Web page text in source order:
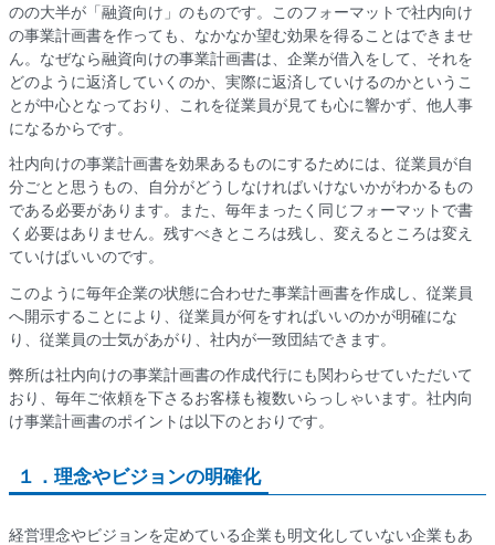
のの大半が「融資向け」のものです。このフォーマットで社内向け
の事業計画書を作っても、なかなか望む効果を得ることはできませ
ん。なぜなら融資向けの事業計画書は、企業が借入をして、それを
どのように返済していくのか、実際に返済していけるのかというこ
とが中心となっており、これを従業員が見ても心に響かず、他人事
になるからです。
社内向けの事業計画書を効果あるものにするためには、従業員が自
分ごとと思うもの、自分がどうしなければいけないかがわかるもの
である必要があります。また、毎年まったく同じフォーマットで書
く必要はありません。残すべきところは残し、変えるところは変え
ていけばいいのです。
このように毎年企業の状態に合わせた事業計画書を作成し、従業員
へ開示することにより、従業員が何をすればいいのかが明確にな
り、従業員の士気があがり、社内が一致団結できます。
弊所は社内向けの事業計画書の作成代行にも関わらせていただいて
おり、毎年ご依頼を下さるお客様も複数いらっしゃいます。社内向
け事業計画書のポイントは以下のとおりです。
１． 理念やビジョンの明確化
経営理念やビジョンを定めている企業も明文化していない企業もあ